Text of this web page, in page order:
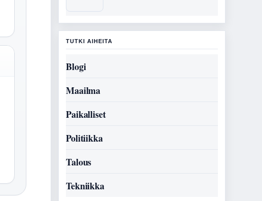
TUTKI AIHEITA
Blogi
Maailma
Paikalliset
Politiikka
Talous
Tekniikka